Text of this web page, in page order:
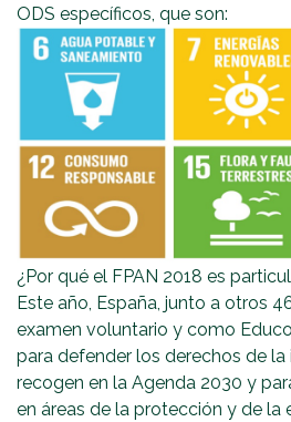
ODS específicos, que son:
¿Por qué el FPAN 2018 es
Este año, España, junto a otros
examen voluntario y como
para defender los derechos de la
recogen en la Agenda 2030 y
en áreas de la protección y de la